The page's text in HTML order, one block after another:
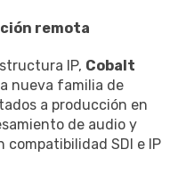
remota
IP, Cobalt
nueva familia de
a producción en
de audio y
compatibilidad SDI e IP